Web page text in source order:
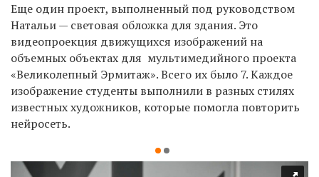
Еще один проект, выполненный под руководством
Натальи — световая обложка для здания. Это
видеопроекция движущихся изображений на
объемных объектах для мультимедийного проекта
«Великолепный Эрмитаж». Всего их было 7. Каждое
изображение студенты выполнили в разных стилях
известных художников, которые помогла повторить
нейросеть.